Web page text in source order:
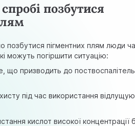
позбутися
позбутися пігментних плям люди
можуть погіршити ситуацію:
що призводить до
під час використання
кислот високої концентрації